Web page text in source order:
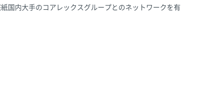
国内大手のコアレックスグループとのネットワークを有